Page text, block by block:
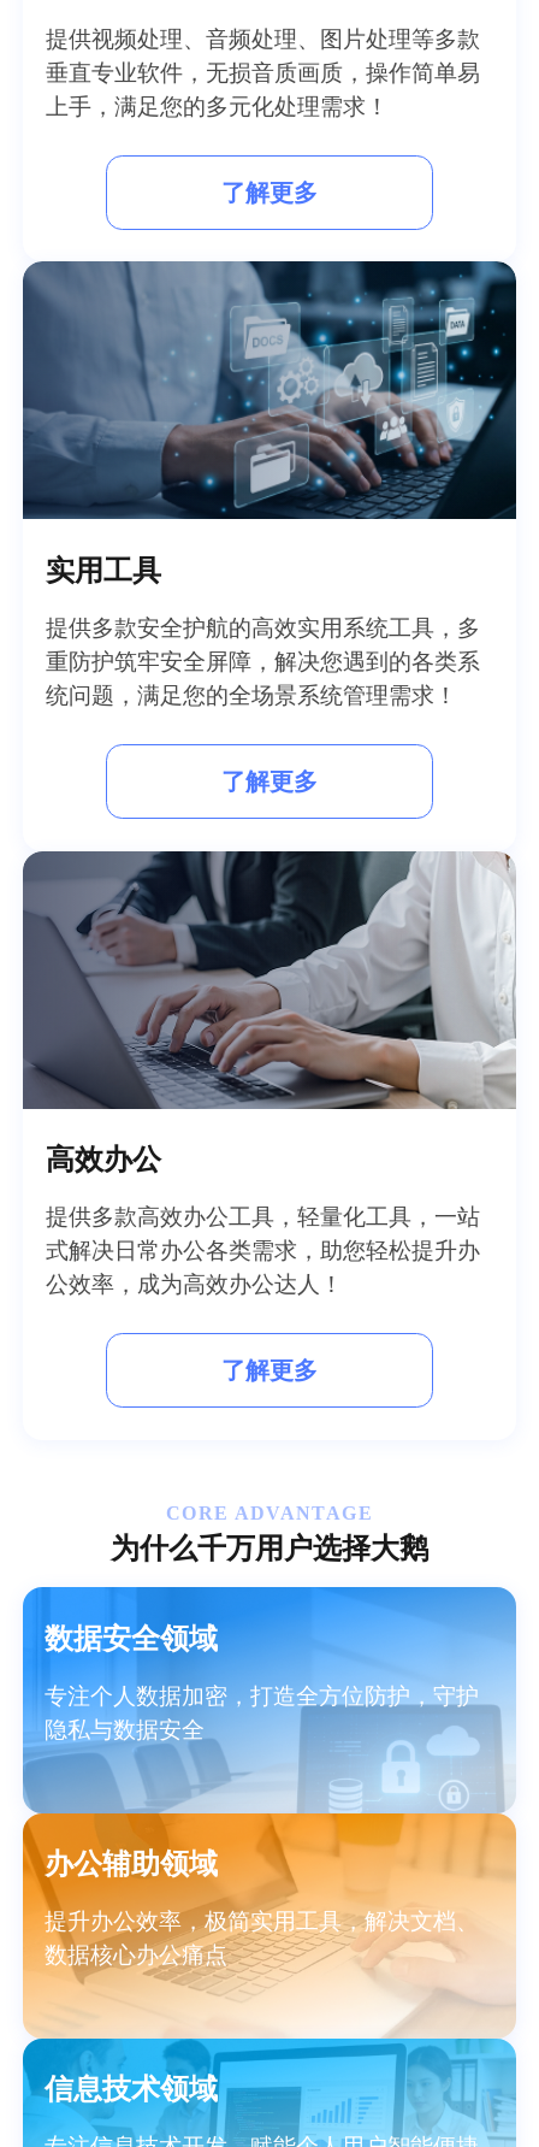
提供视频处理、音频处理、图片处理等多款
垂直专业软件，无损音质画质，操作简单易
上手，满足您的多元化处理需求！
了解更多
实用工具
提供多款安全护航的高效实用系统工具，多
重防护筑牢安全屏障，解决您遇到的各类系
统问题，满足您的全场景系统管理需求！
了解更多
高效办公
提供多款高效办公工具，轻量化工具，一站
式解决日常办公各类需求，助您轻松提升办
公效率，成为高效办公达人！
了解更多
CORE ADVANTAGE
为什么千万用户选择大鹅
数据安全领域
专注个人数据加密，打造全方位防护，守护
隐私与数据安全
办公辅助领域
提升办公效率，极简实用工具，解决文档、
数据核心办公痛点
信息技术领域